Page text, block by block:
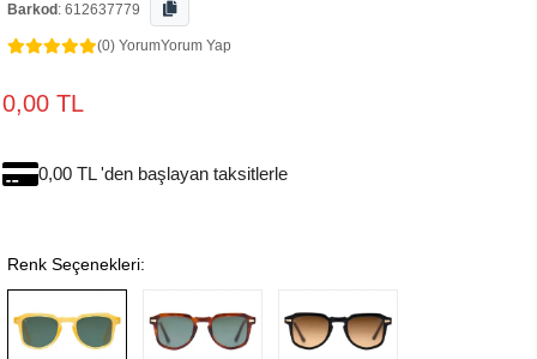
Barkod : 612637779
(0) YorumYorum Yap
0,00 TL
0,00 TL 'den başlayan taksitlerle
Renk Seçenekleri: